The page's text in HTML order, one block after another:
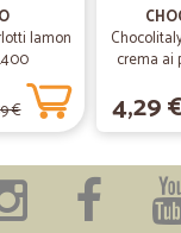
puntuali
—Marco R.
lamon
€
crema ai
4,29